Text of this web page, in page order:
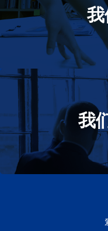
作为一个负责任的
及的药
我
我们的价值观是爱
此为指引，